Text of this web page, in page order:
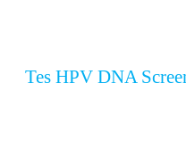
Tes HPV DNA